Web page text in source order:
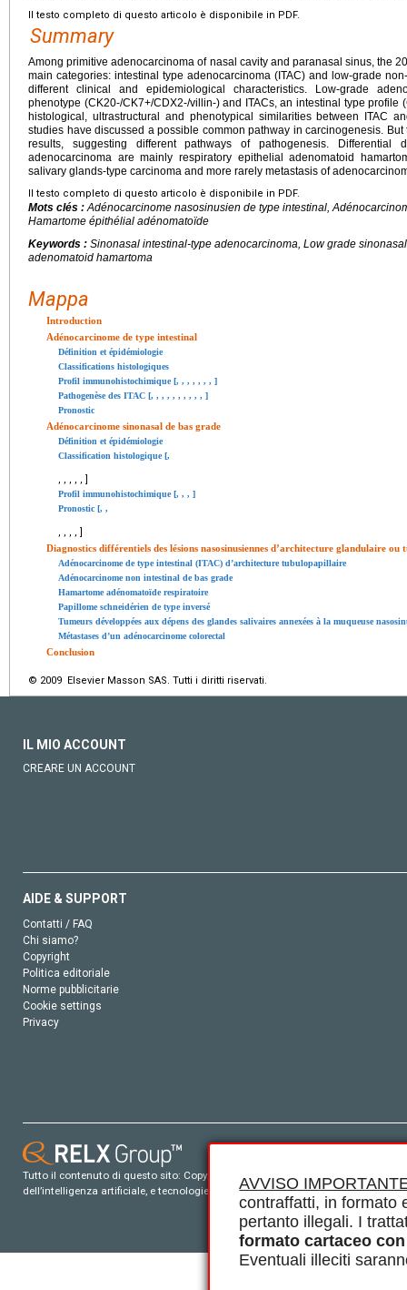
AVVISO
contraffatti, in formato
pertanto illegali. I
formato cartaceo
Eventuali illeciti
Il testo completo di questo articolo è disponibile in PDF.
Summary
Among primitive adenocarcinoma of nasal cavity and paranasal sinus, the
main categories: intestinal type adenocarcinoma (ITAC) and low-grade
different clinical and epidemiological characteristics. Low-grade
phenotype (CK20-/CK7+/CDX2-/villin-) and ITACs, an intestinal type profile
histological, ultrastructural and phenotypical similarities between ITAC
studies have discussed a possible common pathway in carcinogenesis.
results, suggesting different pathways of pathogenesis. Differential
adenocarcinoma are mainly respiratory epithelial adenomatoid
salivary glands-type carcinoma and more rarely metastasis of
Il testo completo di questo articolo è disponibile in PDF.
Mots clés : Adénocarcinome nasosinusien de type intestinal,
Hamartome épithélial adénomatoïde
Keywords : Sinonasal intestinal-type adenocarcinoma, Low grade
adenomatoid hamartoma
Mappa
Introduction
Adénocarcinome de type intestinal
Définition et épidémiologie
Classifications histologiques
Profil immunohistochimique [, , , , , , , ]
Pathogenèse des ITAC [, , , , , , , , , , ]
Pronostic
Adénocarcinome sinonasal de bas grade
Définition et épidémiologie
Classification histologique [,
]
Profil immunohistochimique [, , , ]
Pronostic [, ,
]
Diagnostics différentiels des lésions nasosinusiennes d’architecture glandulaire
Adénocarcinome de type intestinal (ITAC) d’architecture tubulopapillaire
Adénocarcinome non intestinal de bas grade
Hamartome adénomatoïde respiratoire
Papillome schneidérien de type inversé
Tumeurs développées aux dépens des glandes salivaires annexées à la muqueuse
Métastases d’un adénocarcinome colorectal
Conclusion
© 2009 Elsevier Masson SAS. Tutti i diritti riservati.
IL MIO ACCOUNT
CREARE UN ACCOUNT
AIDE & SUPPORT
Contatti / FAQ
Chi siamo?
Copyright
Politica editoriale
Norme pubblicitarie
Cookie settings
Privacy
Tutto il contenuto di questo sito: Copyright © 2026 Elsevier, i suoi
dell’intelligenza artificiale, e tecnologie simili. Per tutto il contenuto ‘open